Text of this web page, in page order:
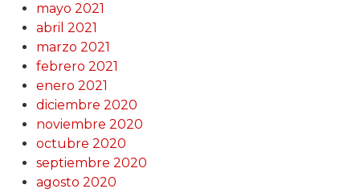
mayo 2021
abril 2021
marzo 2021
febrero 2021
enero 2021
diciembre 2020
noviembre 2020
octubre 2020
septiembre 2020
agosto 2020